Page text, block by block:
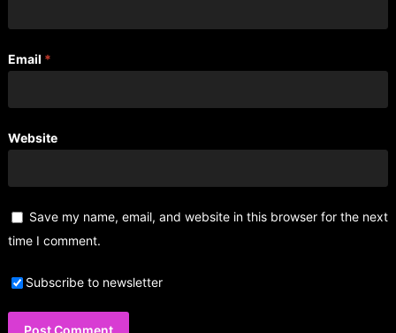
Email *
Website
Save my name, email, and website in this browser for the next
time I comment.
Subscribe to newsletter